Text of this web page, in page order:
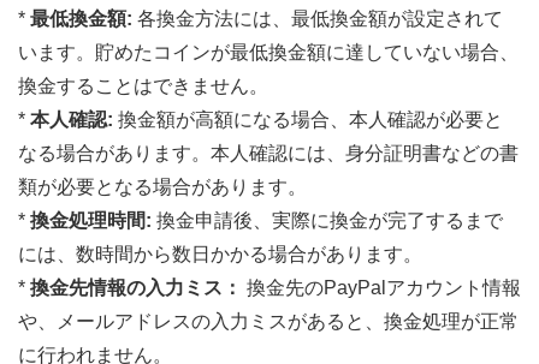
* 最低換金額: 各換金方法には、最低換金額が設定されて
います。貯めたコインが最低換金額に達していない場合、
換金することはできません。
* 本人確認: 換金額が高額になる場合、本人確認が必要と
なる場合があります。本人確認には、身分証明書などの書
類が必要となる場合があります。
* 換金処理時間: 換金申請後、実際に換金が完了するまで
には、数時間から数日かかる場合があります。
* 換金先情報の入力ミス： 換金先のPayPalアカウント情報
や、メールアドレスの入力ミスがあると、換金処理が正常
に行われません。